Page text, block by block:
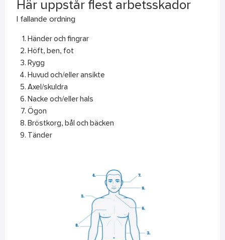
Här uppstår flest arbetsskador
I fallande ordning
Händer och fingrar
Höft, ben, fot
Rygg
Huvud och/eller ansikte
Axel/skuldra
Nacke och/eller hals
Ögon
Bröstkorg, bål och bäcken
Tänder